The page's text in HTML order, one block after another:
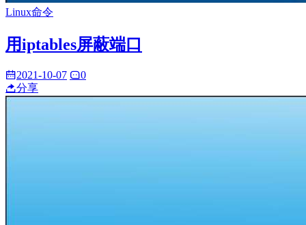
Linux命令
用iptables屏蔽端口
2021-10-07
0
分享